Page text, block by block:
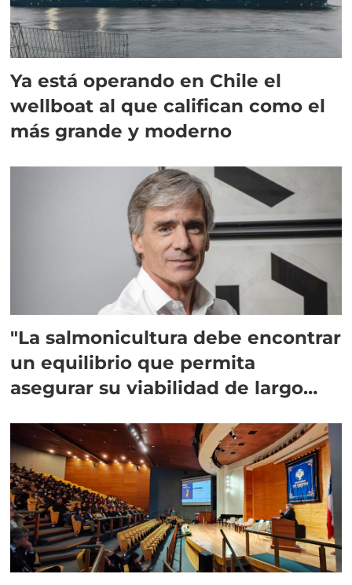
Ya está operando en Chile el
wellboat al que califican como el
más grande y moderno
"La salmonicultura debe encontrar
un equilibrio que permita
asegurar su viabilidad de largo